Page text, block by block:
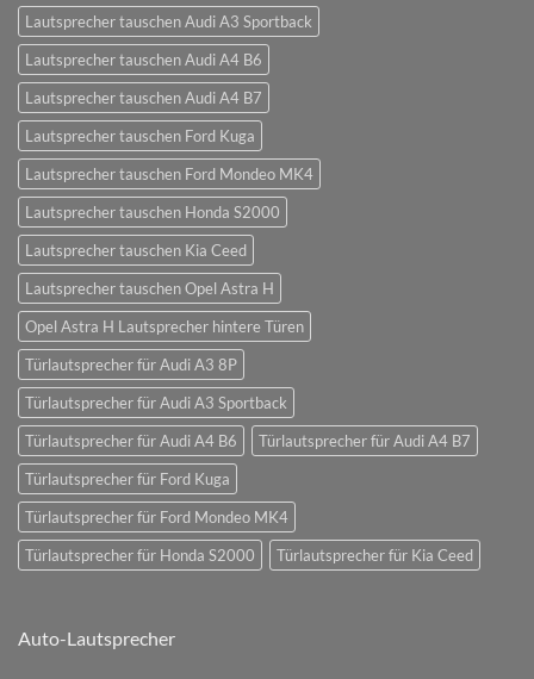
Lautsprecher tauschen Audi A3 Sportback
Lautsprecher tauschen Audi A4 B6
Lautsprecher tauschen Audi A4 B7
Lautsprecher tauschen Ford Kuga
Lautsprecher tauschen Ford Mondeo MK4
Lautsprecher tauschen Honda S2000
Lautsprecher tauschen Kia Ceed
Lautsprecher tauschen Opel Astra H
Opel Astra H Lautsprecher hintere Türen
Türlautsprecher für Audi A3 8P
Türlautsprecher für Audi A3 Sportback
Türlautsprecher für Audi A4 B6
Türlautsprecher für Audi A4 B7
Türlautsprecher für Ford Kuga
Türlautsprecher für Ford Mondeo MK4
Türlautsprecher für Honda S2000
Türlautsprecher für Kia Ceed
Auto-Lautsprecher